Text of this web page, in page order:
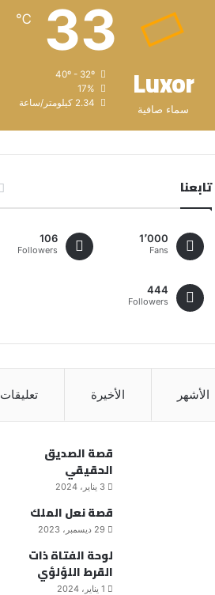
Luxor
سماء صافية
33
℃
40º - 32º
17%
2.34 كيلومتر/ساعة
تابعنا
1٬000
Fans
106
Followers
444
Followers
الأشهر الأخيرة تعليقات
قصة الصديق
الحقيقي
3 يناير، 2024
قصة نعل الملك
29 ديسمبر، 2023
لوحة الفتاة ذات
القرط اللؤلؤي
1 يناير، 2024